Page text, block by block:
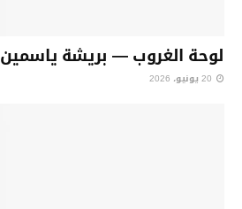
لوحة الغروب — بريشة ياسمين